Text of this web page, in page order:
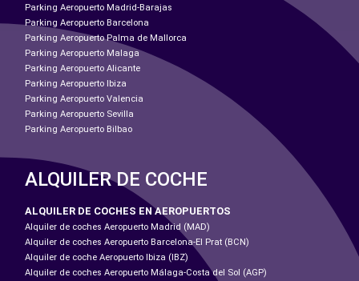
Parking Aeropuerto Madrid-Barajas
Parking Aeropuerto Barcelona
Parking Aeropuerto Palma de Mallorca
Parking Aeropuerto Malaga
Parking Aeropuerto Alicante
Parking Aeropuerto Ibiza
Parking Aeropuerto Valencia
Parking Aeropuerto Sevilla
Parking Aeropuerto Bilbao
ALQUILER DE COCHE
ALQUILER DE COCHES EN AEROPUERTOS
Alquiler de coches Aeropuerto Madrid (MAD)
Alquiler de coches Aeropuerto Barcelona-El Prat (BCN)
Alquiler de coche Aeropuerto Ibiza (IBZ)
Alquiler de coches Aeropuerto Málaga-Costa del Sol (AGP)